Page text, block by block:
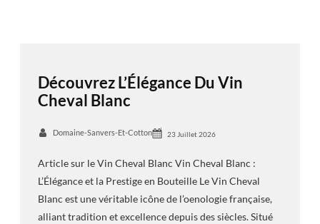
Découvrez L’Élégance Du Vin
Cheval Blanc
Domaine-Sanvers-Et-Cotton 23 Juillet 2026
Article sur le Vin Cheval Blanc Vin Cheval Blanc :
L’Élégance et la Prestige en Bouteille Le Vin Cheval
Blanc est une véritable icône de l’oenologie française,
alliant tradition et excellence depuis des siècles. Situé